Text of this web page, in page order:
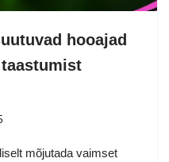
hooajad
mõjutada vaimset